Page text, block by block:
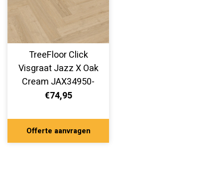
TreeFloor Click
Visgraat Jazz X Oak
Cream JAX34950-
100
€74,95
Offerte aanvragen